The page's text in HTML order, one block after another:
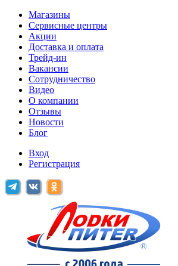
Магазины
Сервисные центры
Акции
Доставка и оплата
Трейд-ин
Вакансии
Сотрудничество
Видео
О компании
Отзывы
Новости
Блог
Вход
Регистрация